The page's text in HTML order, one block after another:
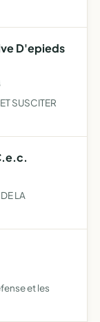
D'epieds
SUSCITER
LA
et les